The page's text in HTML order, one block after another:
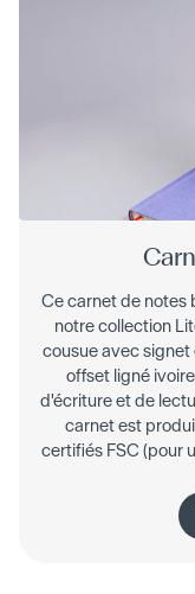
Ce carnet de notes
notre collection
cousue avec
offset ligné
d'écriture et de
carnet est
certifiés FSC (pour